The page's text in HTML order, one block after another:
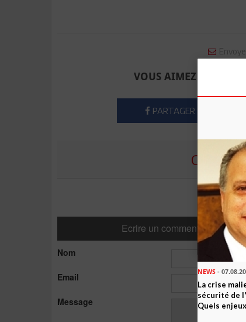
VOUS AIMEZ CET
PARTAGER
Ecrire un commentaire
Nom
Email
Message
NEWS -
La crise
sécurité de
Quels